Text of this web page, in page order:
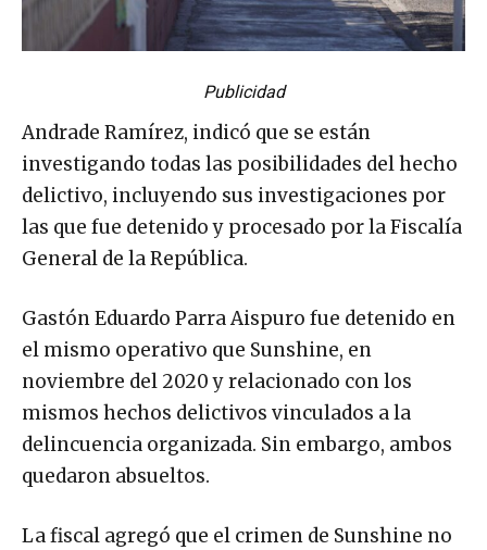
Publicidad
Andrade Ramírez, indicó que se están
investigando todas las posibilidades del hecho
delictivo, incluyendo sus investigaciones por
las que fue detenido y procesado por la Fiscalía
General de la República.
Gastón Eduardo Parra Aispuro fue detenido en
el mismo operativo que Sunshine, en
noviembre del 2020 y relacionado con los
mismos hechos delictivos vinculados a la
delincuencia organizada. Sin embargo, ambos
quedaron absueltos.
La fiscal agregó que el crimen de Sunshine no